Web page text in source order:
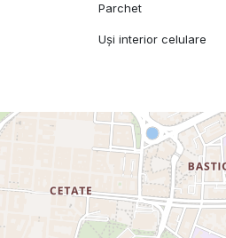
Parchet
Uși interior celulare